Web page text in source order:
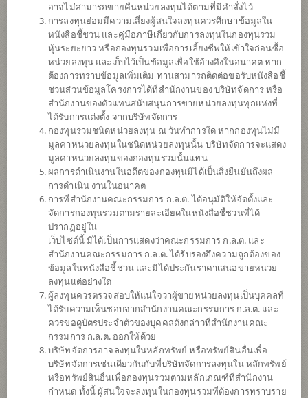
กองทุนเปิดไทยพาณิชย์ หุ้นอินเดีย (ชนิดจ่าย
เงินปันผล)
SCBINDIA
ความเสี่ยงสูง
6
อาจไม่สามารถขายคืนหน่วยลงทุนได้ตามที่มีคำสั่งไว้
การลงทุนย่อมมีความเสี่ยงผู้สนใจลงทุนควรศึกษาข้อมูลใน
หนังสือชี้ชวน และคู่มือภาษีเกี่ยวกับการลงทุนในกองทุนรวม
หุ้นระยะยาว หรือกองทุนรวมเพื่อการเลี้ยงชีพให้เข้าใจก่อนซื้อ
หน่วยลงทุน และเก็บไว้เป็นข้อมูลเพื่อใช้อ้างอิงในอนาคต หาก
ต้องการทราบข้อมูลเพิ่มเติม ท่านสามารถติดต่อขอรับหนังสือชี้
ชวนส่วนข้อมูลโครงการได้ที่สำนักงานของ บริษัทจัดการ หรือ
สำนักงานของตัวแทนสนับสนุนการขายหน่วยลงทุนทุกแห่งที่
ได้รับการแต่งตั้ง จากบริษัทจัดการ
กองทุนรวมชนิดหน่วยลงทุน ณ วันทำการใด หากกองทุนไม่มี
มูลค่าหน่วยลงทุนในชนิดหน่วยลงทุนนั้น บริษัทจัดการจะแสดง
มูลค่าหน่วยลงทุนของกองทุนรวมนั้นแทน
ผลการดำเนินงานในอดีตของกองทุนมิได้เป็นสิ่งยืนยันถึงผล
การดำเนิน งานในอนาคต
การที่สำนักงานคณะกรรมการ ก.ล.ต. ได้อนุมัติให้จัดตั้งและ
จัดการกองทุนรวมตามรายละเอียดในหนังสือชี้ชวนที่ได้
ปรากฏอยู่ใน
เว็บไซด์นี้ มิได้เป็นการแสดงว่าคณะกรรมการ ก.ล.ต. และ
สำนักงานคณะกรรมการ ก.ล.ต. ได้รับรองถึงความถูกต้องของ
ข้อมูลในหนังสือชี้ชวน และมิได้ประกันราคาเสนอขายหน่วย
ลงทุนแต่อย่างใด
ผู้ลงทุนควรตรวจสอบให้แน่ใจว่าผู้ขายหน่วยลงทุนเป็นบุคคลที่
ได้รับความเห็นชอบจากสำนักงานคณะกรรมการ ก.ล.ต. และ
ควรขอดูบัตรประจำตัวของบุคคลดังกล่าวที่สำนักงานคณะ
กรรมการ ก.ล.ต. ออกให้ด้วย
บริษัทจัดการอาจลงทุนในหลักทรัพย์ หรือทรัพย์สินอื่นเพื่อ
บริษัทจัดการเช่นเดียวกันกับที่บริษัทจัดการลงทุนใน หลักทรัพย์
หรือทรัพย์สินอื่นเพื่อกองทุนรวมตามหลักเกณฑ์ที่สำนักงาน
กำหนด ทั้งนี้ ผู้สนใจจะลงทุนในกองทุนรวมที่ต้องการทราบราย